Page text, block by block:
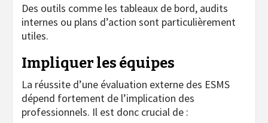
Des outils comme les tableaux de bord, audits
internes ou plans d’action sont particulièrement
utiles.
Impliquer les équipes
La réussite d’une évaluation externe des ESMS
dépend fortement de l’implication des
professionnels. Il est donc crucial de :